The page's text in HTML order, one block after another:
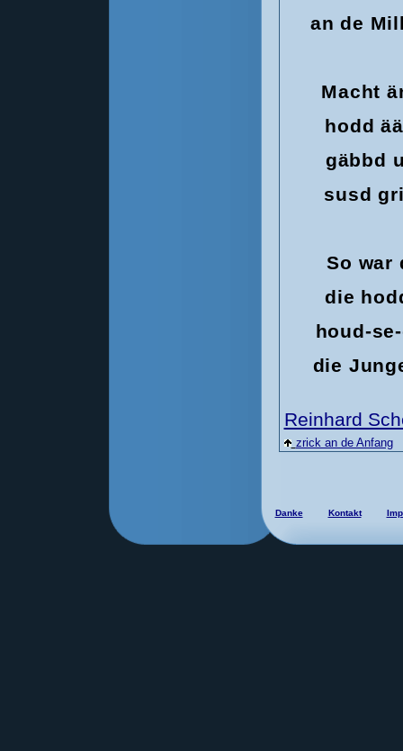
an de
Macht
hodd
gäbbd
susd
So war
die
houd-
die
Reinhard
zrick an de Anfang
Danke Kontakt